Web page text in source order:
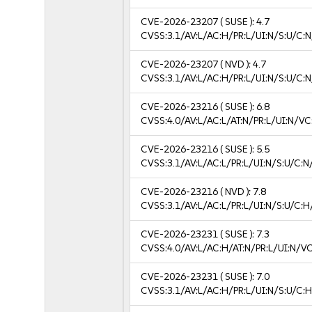
CVE-2026-23207( SUSE ):4.7
CVSS:3.1/AV:L/AC:H/PR:L/UI:N/S:U/
CVE-2026-23207( NVD ):4.7
CVSS:3.1/AV:L/AC:H/PR:L/UI:N/S:U/
CVE-2026-23216( SUSE ):6.8
CVSS:4.0/AV:L/AC:L/AT:N/PR:L/UI:N/
CVE-2026-23216( SUSE ): 5.5
CVSS:3.1/AV:L/AC:L/PR:L/UI:N/S:U/
CVE-2026-23216( NVD ): 7.8
CVSS:3.1/AV:L/AC:L/PR:L/UI:N/S:U/
CVE-2026-23231( SUSE ): 7.3
CVSS:4.0/AV:L/AC:H/AT:N/PR:L/UI:N/
CVE-2026-23231( SUSE ): 7.0
CVSS:3.1/AV:L/AC:H/PR:L/UI:N/S:U/